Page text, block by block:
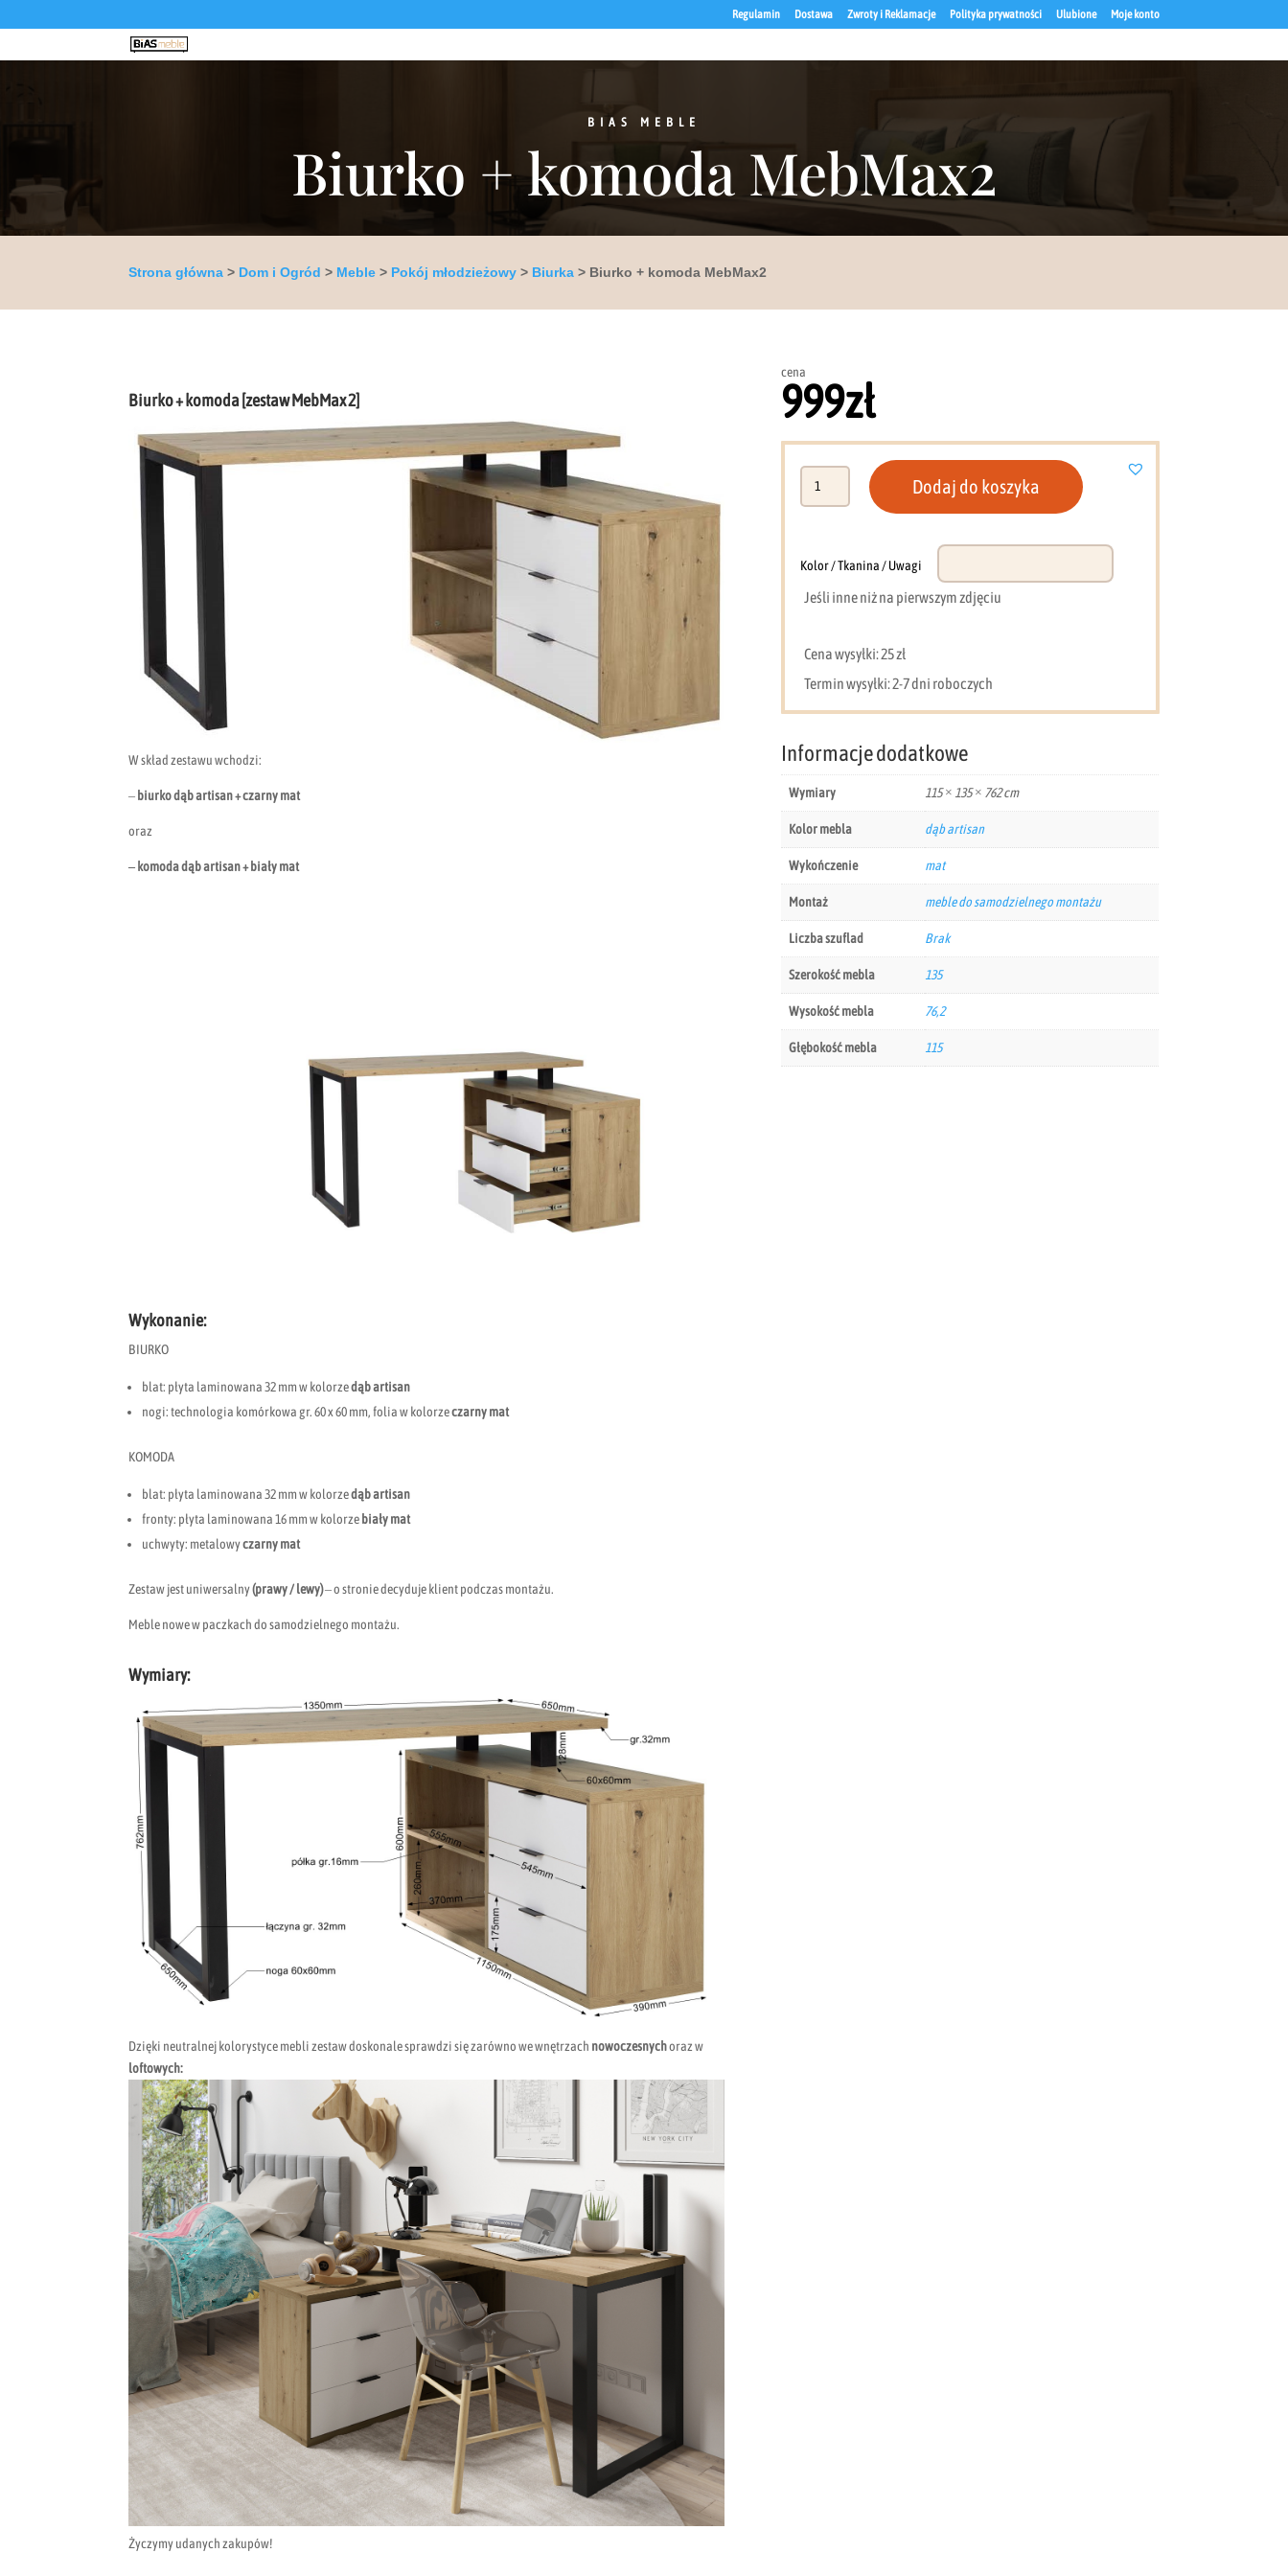
Regulamin Dostawa Zwroty i Reklamacje Polityka prywatności Ulubione Moje konto
BIAS MEBLE
Biurko + komoda MebMax2
Strona główna > Dom i Ogród > Meble > Pokój młodzieżowy > Biurka > Biurko + komoda MebMax2
Biurko + komoda [zestaw MebMax 2]
W skład zestawu wchodzi:
– biurkodąb artisan + czarny mat
oraz
– komoda dąb artisan + biały mat
Wykonanie:
BIURKO
blat: płyta laminowana 32 mm w kolorzedąb artisan
nogi: technologia komórkowa gr. 60 x 60 mm, folia w kolorzeczarny mat
KOMODA
blat: płyta laminowana 32 mm w kolorzedąb artisan
fronty: płyta laminowana 16 mm w kolorze biały mat
uchwyty: metalowyczarny mat
Zestaw jest uniwersalny(prawy / lewy)– o stronie decyduje klient podczas montażu.
Meble nowe w paczkach do samodzielnego montażu.
Wymiary:
Dzięki neutralnej kolorystyce mebli zestaw doskonale sprawdzi się zarówno we wnętrzach nowoczesnychoraz w
loftowych:
Życzymy udanych zakupów!
cena
999zł
MebMax2
Dodaj do koszyka
Kolor / Tkanina / Uwagi
Jeśli inne niż na pierwszym zdjęciu
Cena wysyłki: 25 zł
Termin wysyłki: 2-7 dni roboczych
Informacje dodatkowe
Wymiary 115 × 135 × 762 cm
Kolor mebla dąb artisan
Wykończenie mat
Montaż meble do samodzielnego montażu
Liczba szuflad Brak
Szerokość mebla 135
Wysokość mebla 76,2
Głębokość mebla 115